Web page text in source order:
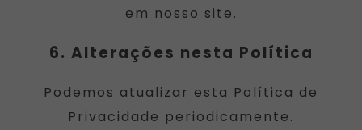
em nosso site.
6. Alterações nesta Política
Podemos atualizar esta Política de
Privacidade periodicamente.